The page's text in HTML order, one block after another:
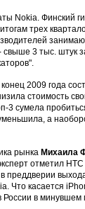
Nokia. Финский
трех
3 тыс. штук
2009 года
стоимость
3 сумела
а
рынка Михаила
отметил
преддверии
Что касается
в минувшем